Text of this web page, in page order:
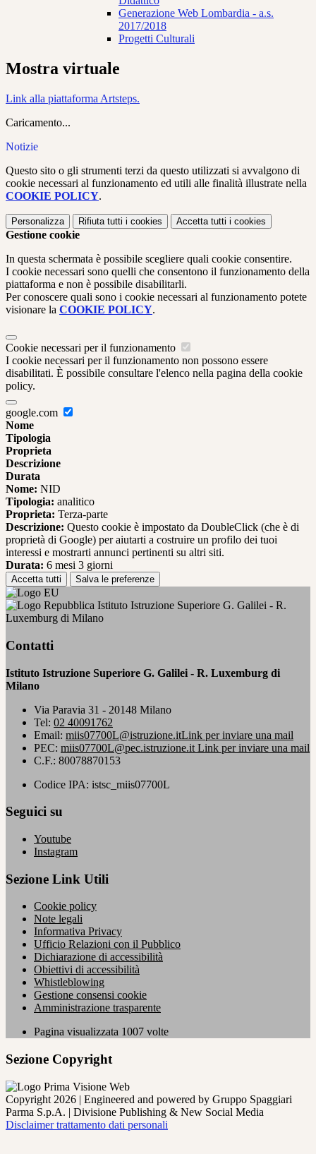
Generazione Web Lombardia - a.s.
2017/2018
Progetti Culturali
Mostra virtuale
Link alla piattaforma Artsteps.
Caricamento...
Notizie
Questo sito o gli strumenti terzi da questo utilizzati si avvalgono di
cookie necessari al funzionamento ed utili alle finalità illustrate nella
COOKIE POLICY.
Personalizza Rifiuta tutti i cookies Accetta tutti i cookies
Gestione cookie
In questa schermata è possibile scegliere quali cookie consentire.
I cookie necessari sono quelli che consentono il funzionamento della
piattaforma e non è possibile disabilitarli.
Per conoscere quali sono i cookie necessari al funzionamento potete
visionare la COOKIE POLICY.
Cookie necessari per il funzionamento
I cookie necessari per il funzionamento non possono essere
disabilitati. È possibile consultare l'elenco nella pagina della cookie
policy.
google.com
Nome
Tipologia
Proprieta
Descrizione
Durata
Nome: NID
Tipologia: analitico
Proprieta: Terza-parte
Descrizione: Questo cookie è impostato da DoubleClick (che è di
proprietà di Google) per aiutarti a costruire un profilo dei tuoi
interessi e mostrarti annunci pertinenti su altri siti.
Durata: 6 mesi 3 giorni
Accetta tutti Salva le preferenze
Istituto Istruzione Superiore G. Galilei - R.
Luxemburg di Milano
Contatti
Istituto Istruzione Superiore G. Galilei - R. Luxemburg di
Milano
Via Paravia 31 - 20148 Milano
Tel: 02 40091762
Email: miis07700L@istruzione.itLink per inviare una mail
PEC: miis07700L@pec.istruzione.it Link per inviare una mail
C.F.: 80078870153
Codice IPA: istsc_miis07700L
Seguici su
Youtube
Instagram
Sezione Link Utili
Cookie policy
Note legali
Informativa Privacy
Ufficio Relazioni con il Pubblico
Dichiarazione di accessibilità
Obiettivi di accessibilità
Whistleblowing
Gestione consensi cookie
Amministrazione trasparente
Pagina visualizzata 1007 volte
Sezione Copyright
Copyright 2026 | Engineered and powered by Gruppo Spaggiari
Parma S.p.A. | Divisione Publishing & New Social Media
Disclaimer trattamento dati personali